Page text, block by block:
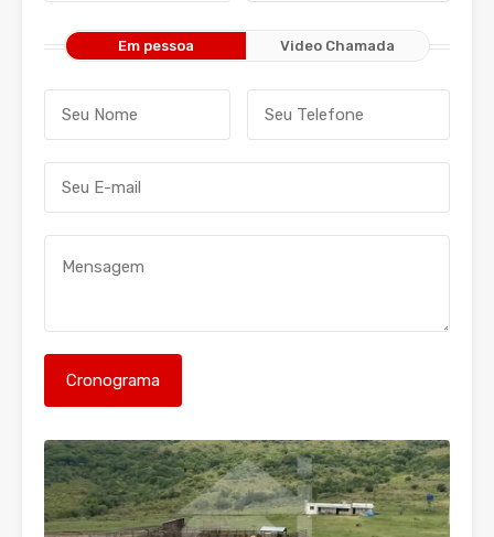
Em pessoa Video Chamada